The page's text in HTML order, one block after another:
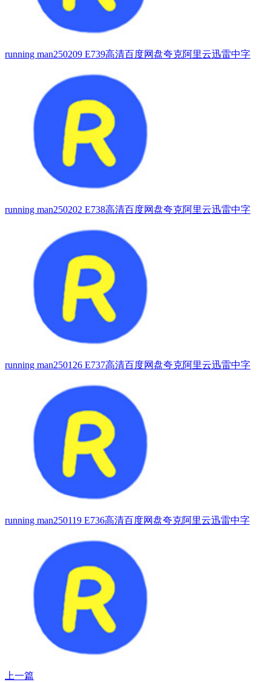
running man250209 E739高清百度网盘夸克阿里云迅雷中字
running man250202 E738高清百度网盘夸克阿里云迅雷中字
running man250126 E737高清百度网盘夸克阿里云迅雷中字
running man250119 E736高清百度网盘夸克阿里云迅雷中字
上一篇